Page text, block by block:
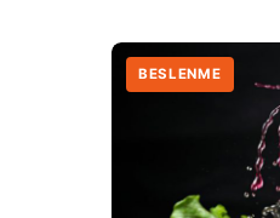
BESLENME